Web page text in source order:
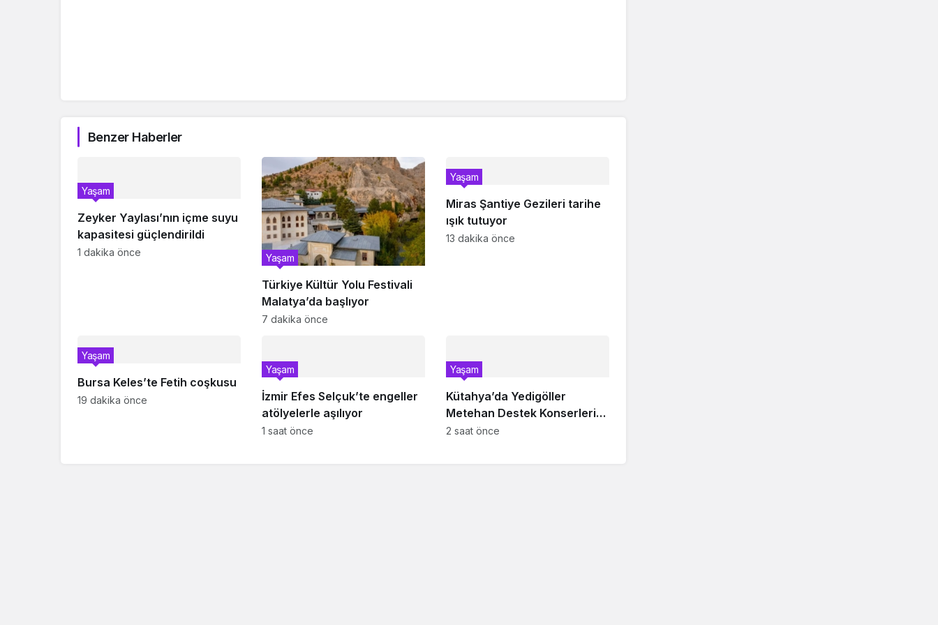
Benzer Haberler
Zeyker Yaylası’nın içme suyu
kapasitesi güçlendirildi
Yaşam
1 dakika önce
Türkiye Kültür Yolu Festivali
Malatya’da başlıyor
Yaşam
7 dakika önce
Miras Şantiye Gezileri tarihe
ışık tutuyor
Yaşam
13 dakika önce
Bursa Keles’te Fetih coşkusu
Yaşam
19 dakika önce
İzmir Efes Selçuk’te engeller
atölyelerle aşılıyor
Yaşam
1 saat önce
Kütahya’da Yedigöller
Metehan Destek Konserleri
start aldı
Yaşam
2 saat önce